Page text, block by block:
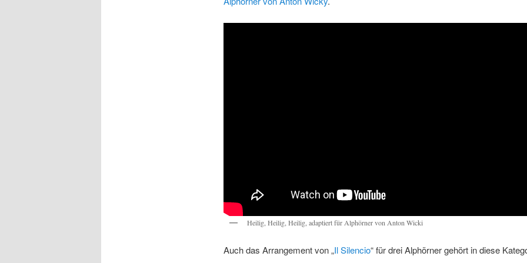
Heilig, Heilig, Heilig, adaptiert für Alphörner von Anton Wicki
Auch das Arrangement von „Il Silencio“ für drei Alphörner gehört in diese